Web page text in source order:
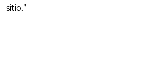
sitio.”